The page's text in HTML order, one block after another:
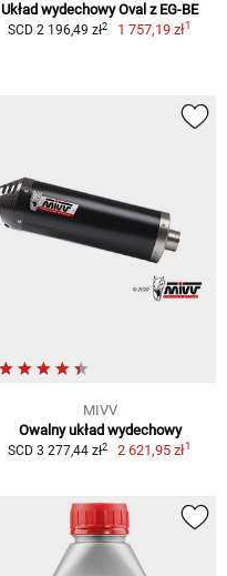
Układ wydechowy Oval z EG-BE
SCD 2 196,49 zł2 1 757,19 zł1
MIVV
Owalny układ wydechowy
SCD 3 277,44 zł2 2 621,95 zł1